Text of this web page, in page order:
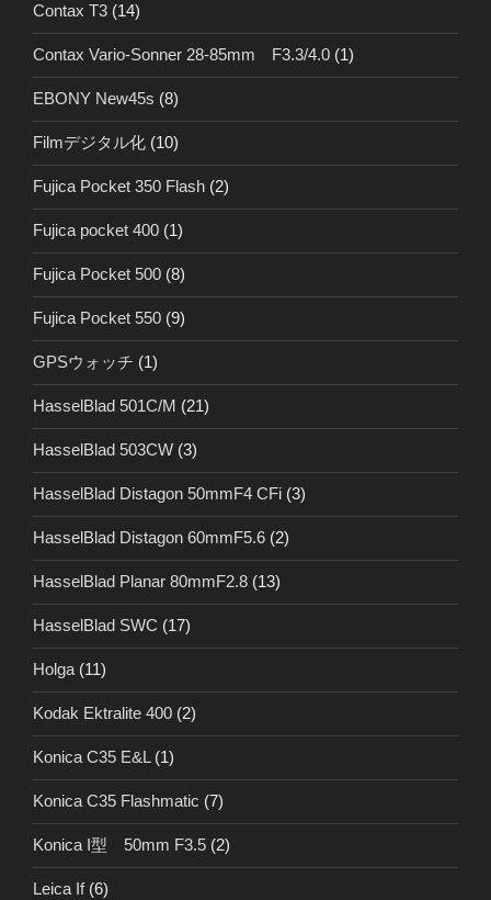
Contax T3 (14)
Contax Vario-Sonner 28-85mm F3.3/4.0 (1)
EBONY New45s (8)
Filmデジタル化 (10)
Fujica Pocket 350 Flash (2)
Fujica pocket 400 (1)
Fujica Pocket 500 (8)
Fujica Pocket 550 (9)
GPSウォッチ (1)
HasselBlad 501C/M (21)
HasselBlad 503CW (3)
HasselBlad Distagon 50mmF4 CFi (3)
HasselBlad Distagon 60mmF5.6 (2)
HasselBlad Planar 80mmF2.8 (13)
HasselBlad SWC (17)
Holga (11)
Kodak Ektralite 400 (2)
Konica C35 E&L (1)
Konica C35 Flashmatic (7)
Konica I型 50mm F3.5 (2)
Leica If(6)